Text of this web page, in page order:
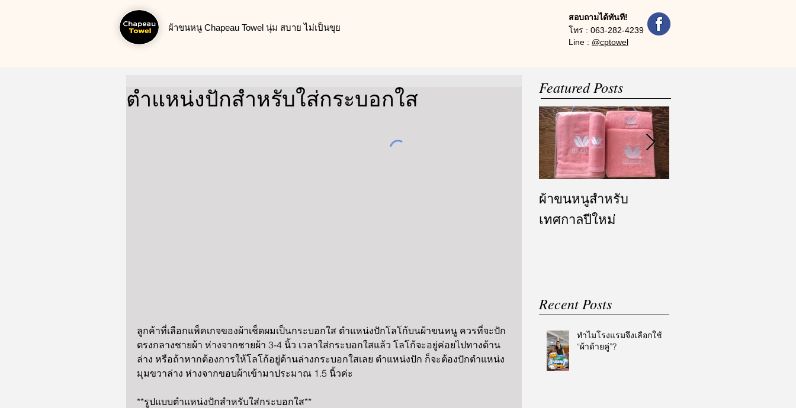
ผ้าขนหนู Chapeau Towel นุ่ม สบาย ไม่เป็นขุย
สอบถามได้ทันที!
โทร : 063-282-4239
Line : @cptowel
ตำแหน่งปักสำหรับใส่กระบอกใส
ลูกค้าที่เลือกแพ็คเกจของผ้าเช็ดผมเป็นกระบอกใส ตำแหน่งปักโลโก้บนผ้าขนหนู ควรที่จะปัก
ตรงกลางชายผ้า ห่างจากชายผ้า 3-4 นิ้ว เวลาใส่กระบอกใสแล้ว โลโก้จะอยู่ค่อยไปทางด้าน
ล่าง หรือถ้าหากต้องการให้โลโก้อยู่ด้านล่างกระบอกใสเลย ตำแหน่งปัก ก็จะต้องปักตำแหน่ง
มุมขวาล่าง ห่างจากขอบผ้าเข้ามาประมาณ 1.5 นิ้วค่ะ
**รูปแบบตำแหน่งปักสำหรับใส่กระบอกใส**
Featured Posts
ผ้าขนหนูสำหรับ
เทศกาลปีใหม่
Recent Posts
ทำไมโรงแรมจึงเลือกใช้
“ผ้าด้ายคู่”?